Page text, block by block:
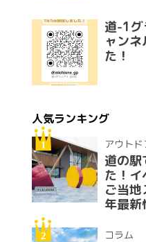
道-1グ
ャン
た！
人気ランキング
アウト
道の駅
た！イ
ご当
年最新
コラム